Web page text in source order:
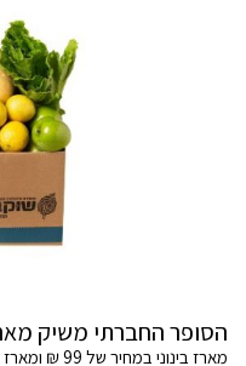
הסופר החברתי משיק
מארז בינוני במחיר של 99 ₪ ומארז גדול ב-149 ₪.